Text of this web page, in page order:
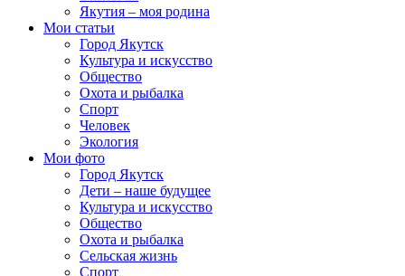
Якутия – моя родина
Мои статьи
Город Якутск
Культура и искусство
Общество
Охота и рыбалка
Спорт
Человек
Экология
Мои фото
Город Якутск
Дети – наше будущее
Культура и искусство
Общество
Охота и рыбалка
Сельская жизнь
Спорт